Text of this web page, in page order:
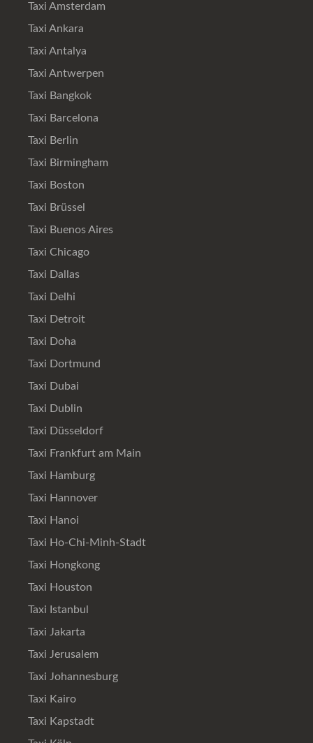
Taxi Amsterdam
Taxi Ankara
Taxi Antalya
Taxi Antwerpen
Taxi Bangkok
Taxi Barcelona
Taxi Berlin
Taxi Birmingham
Taxi Boston
Taxi Brüssel
Taxi Buenos Aires
Taxi Chicago
Taxi Dallas
Taxi Delhi
Taxi Detroit
Taxi Doha
Taxi Dortmund
Taxi Dubai
Taxi Dublin
Taxi Düsseldorf
Taxi Frankfurt am Main
Taxi Hamburg
Taxi Hannover
Taxi Hanoi
Taxi Ho-Chi-Minh-Stadt
Taxi Hongkong
Taxi Houston
Taxi Istanbul
Taxi Jakarta
Taxi Jerusalem
Taxi Johannesburg
Taxi Kairo
Taxi Kapstadt